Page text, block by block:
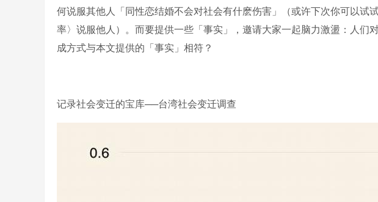
何说服其他人「同性恋结婚不会对社会有什麽伤害」（或许下次你可以试
率〉说服他人）。而要提供一些「事实」，邀请大家一起脑力激盪：人们
成方式与本文提供的「事实」相符？
记录社会变迁的宝库──台湾社会变迁调查